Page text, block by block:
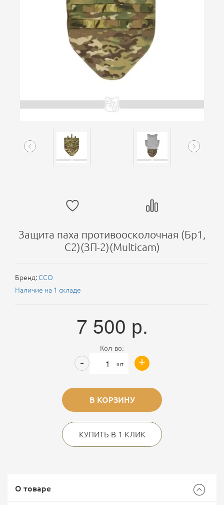
Защита паха противоосколочная (Бр1,
С2)(ЗП-2)(Multicam)
Бренд: ССО
Наличие на 1 складе
7 500 р.
Кол-во:
шт +
-
В КОРЗИНУ
КУПИТЬ В 1 КЛИК
О товаре